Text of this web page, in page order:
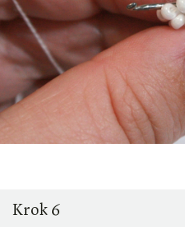
Krok 6